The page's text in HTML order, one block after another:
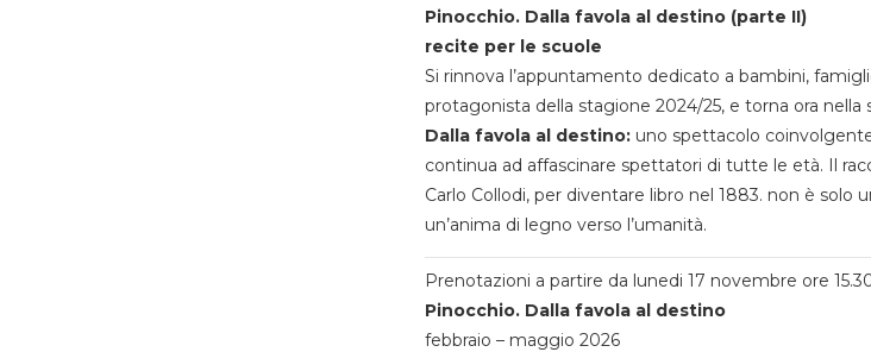
Pinocchio. Dalla favola al destino (parte II)
recite per le scuole
Si rinnova l’appuntamento dedicato a bambini,
protagonista della stagione 2024/25, e torna ora nella
Dalla favola al destino:uno spettacolo
continua ad affascinare spettatori di tutte le età. Il
Carlo Collodi, per diventare libro nel 1883. non è solo
un’anima di legno verso l’umanità.
Prenotazioni a partire da lunedi 17 novembre ore
Pinocchio. Dalla favola al destino
febbraio – maggio 2026